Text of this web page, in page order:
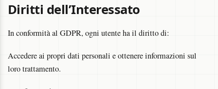
Diritti dell’Interessato
In conformità al GDPR, ogni utente ha il diritto di:
Accedere ai propri dati personali e ottenere informazioni sul
loro trattamento.